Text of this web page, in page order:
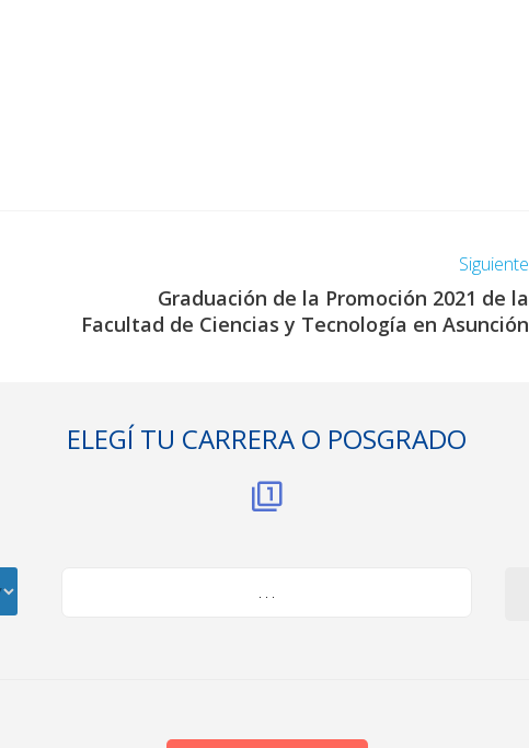
Siguiente
Graduación de la Promoción 2021 de la
Facultad de Ciencias y Tecnología en Asunción
ELEGÍ TU CARRERA O POSGRADO
. . .